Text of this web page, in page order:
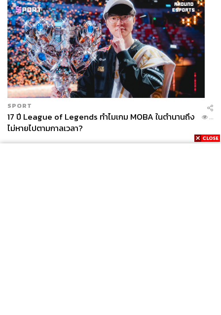
SPORT
17 ปี League of Legends ทำไมเกม MOBA ในตำนานถึง
ไม่หายไปตามกาลเวลา?
...